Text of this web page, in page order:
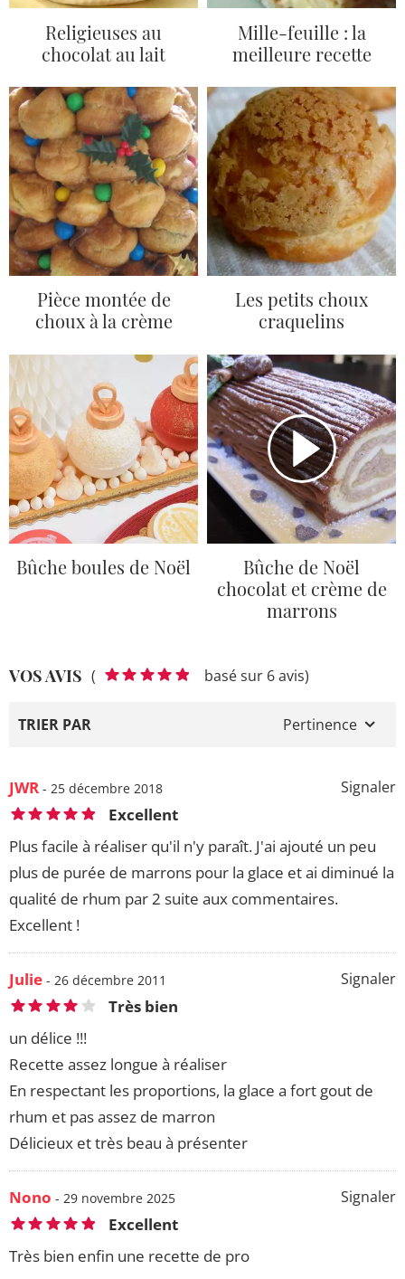
Religieuses au
chocolat au lait
Mille-feuille : la
meilleure recette
Pièce montée de
choux à la crème
Les petits choux
craquelins
Bûche boules de Noël
Bûche de Noël
chocolat et crème de
marrons
VOS AVIS ( basé sur 6 avis)
TRIER PAR Pertinence
Signaler
JWR - 25 décembre 2018
Excellent
Plus facile à réaliser qu'il n'y paraît. J'ai ajouté un peu
plus de purée de marrons pour la glace et ai diminué la
qualité de rhum par 2 suite aux commentaires.
Excellent !
Signaler
Julie - 26 décembre 2011
Très bien
un délice !!!
Recette assez longue à réaliser
En respectant les proportions, la glace a fort gout de
rhum et pas assez de marron
Délicieux et très beau à présenter
Signaler
Nono - 29 novembre 2025
Excellent
Très bien enfin une recette de pro